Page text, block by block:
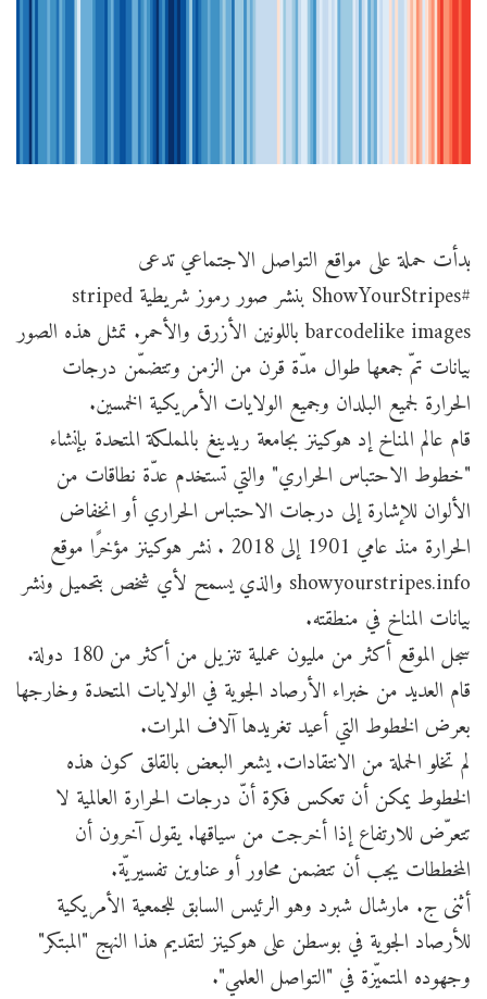
بدأت حملة على مواقع التواصل الاجتماعي تدعى
#ShowYourStripes بنشر صور رموز شريطية striped
barcodelike images باللونين الأزرق والأحمر. تمثل هذه الصور
بيانات تمّ جمعها طوال مدّة قرن من الزمن وتتضمّن درجات
الحرارة لجميع البلدان وجميع الولايات الأمريكية الخمسين.
قام عالم المناخ إد هوكينز بجامعة ريدينغ بالمملكة المتحدة بإنشاء
"خطوط الاحتباس الحراري" والتي تستخدم عدّة نطاقات من
الألوان للإشارة إلى درجات الاحتباس الحراري أو انخفاض
الحرارة منذ عامي 1901 إلى 2018 . نشر هوكينز مؤخرًا موقع
showyourstripes.info والذي يسمح لأي شخص بتحميل ونشر
بيانات المناخ في منطقته.
سجل الموقع أكثر من مليون عملية تنزيل من أكثر من 180 دولة.
قام العديد من خبراء الأرصاد الجوية في الولايات المتحدة وخارجها
بعرض الخطوط التي أعيد تغريدها آلاف المرات.
لم تخلو الحملة من الانتقادات. يشعر البعض بالقلق كون هذه
الخطوط يمكن أن تعكس فكرة أنّ درجات الحرارة العالمية لا
تتعرّض للارتفاع إذا أخرجت من سياقها. يقول آخرون أن
المخططات يجب أن تتضمن محاور أو عناوين تفسيريّة.
أثنى ج. مارشال شبرد وهو الرئيس السابق للجمعية الأمريكية
للأرصاد الجوية في بوسطن على هوكينز لتقديم هذا النهج "المبتكر"
وجهوده المتميّزة في "التواصل العلمي".